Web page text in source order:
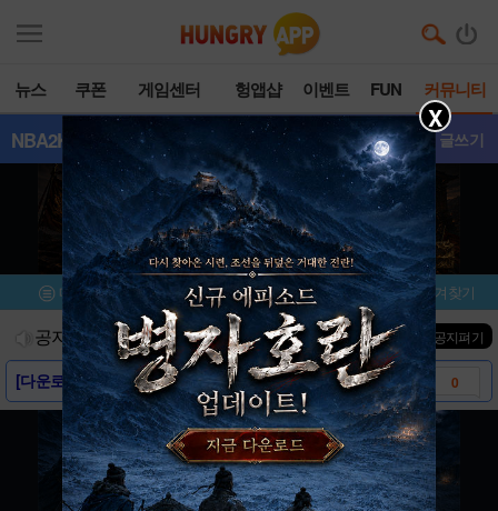
뉴스 쿠폰 게임센터 헝앱샵 이벤트 FUN 커뮤니티
NBA2K17 - 갤러리 글쓰기
메뉴 이벤트/미션 설치/평가 즐겨찾기
공지사항 진행중인 이벤트0건 ▼ 공지펴기
[다운로드링크] - NBA 2K17 0
[스크린샷] - NBA 2K17
[게임소개] - NBA 2K17
X